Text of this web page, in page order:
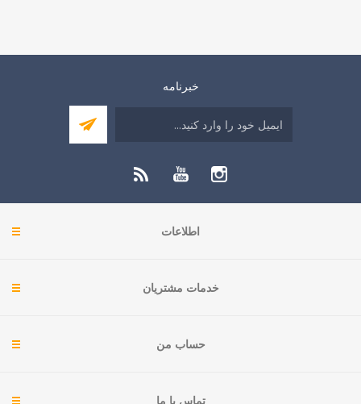
خبرنامه
اطلاعات
خدمات مشتریان
حساب من
تماس با ما